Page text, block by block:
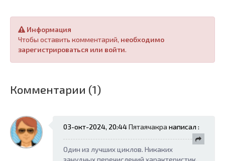
Информация
Чтобы оставить комментарий, необходимо
зарегистрироваться или войти.
Комментарии (1)
03-окт-2024, 20:44Пятаячакра написал :
Один из лучших циклов. Никаких